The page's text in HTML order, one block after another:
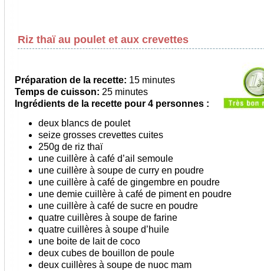
Riz thaï au poulet et aux crevettes
Préparation de la recette: 15 minutes
Temps de cuisson: 25 minutes
Ingrédients de la recette pour 4 personnes :
deux blancs de poulet
seize grosses crevettes cuites
250g de riz thaï
une cuillère à café d’ail semoule
une cuillère à soupe de curry en poudre
une cuillère à café de gingembre en poudre
une demie cuillère à café de piment en poudre
une cuillère à café de sucre en poudre
quatre cuillères à soupe de farine
quatre cuillères à soupe d’huile
une boite de lait de coco
deux cubes de bouillon de poule
deux cuillères à soupe de nuoc mam